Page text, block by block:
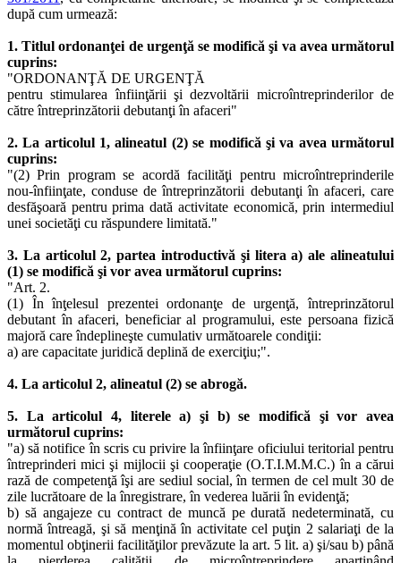
după cum urmează:
1. Titlul ordonanţei de urgenţă se modifică şi va avea următorul
cuprins:
"ORDONANŢĂ DE URGENŢĂ
pentru stimularea înfiinţării şi dezvoltării microîntreprinderilor de
către întreprinzătorii debutanţi în afaceri"
2. La articolul 1, alineatul (2) se modifică şi va avea următorul
cuprins:
"(2) Prin program se acordă facilităţi pentru microîntreprinderile
nou-înfiinţate, conduse de întreprinzătorii debutanţi în afaceri, care
desfăşoară pentru prima dată activitate economică, prin intermediul
unei societăţi cu răspundere limitată."
3. La articolul 2, partea introductivă şi litera a) ale alineatului
(1) se modifică şi vor avea următorul cuprins:
"Art. 2.
(1) În înţelesul prezentei ordonanţe de urgenţă, întreprinzătorul
debutant în afaceri, beneficiar al programului, este persoana fizică
majoră care îndeplineşte cumulativ următoarele condiţii:
a) are capacitate juridică deplină de exerciţiu;".
4. La articolul 2, alineatul (2) se abrogă.
5. La articolul 4, literele a) şi b) se modifică şi vor avea
următorul cuprins:
"a) să notifice în scris cu privire la înfiinţare oficiului teritorial pentru
întreprinderi mici şi mijlocii şi cooperaţie (O.T.I.M.M.C.) în a cărui
rază de competenţă îşi are sediul social, în termen de cel mult 30 de
zile lucrătoare de la înregistrare, în vederea luării în evidenţă;
b) să angajeze cu contract de muncă pe durată nedeterminată, cu
normă întreagă, şi să menţină în activitate cel puţin 2 salariaţi de la
momentul obţinerii facilităţilor prevăzute la art. 5 lit. a) şi/sau b) până